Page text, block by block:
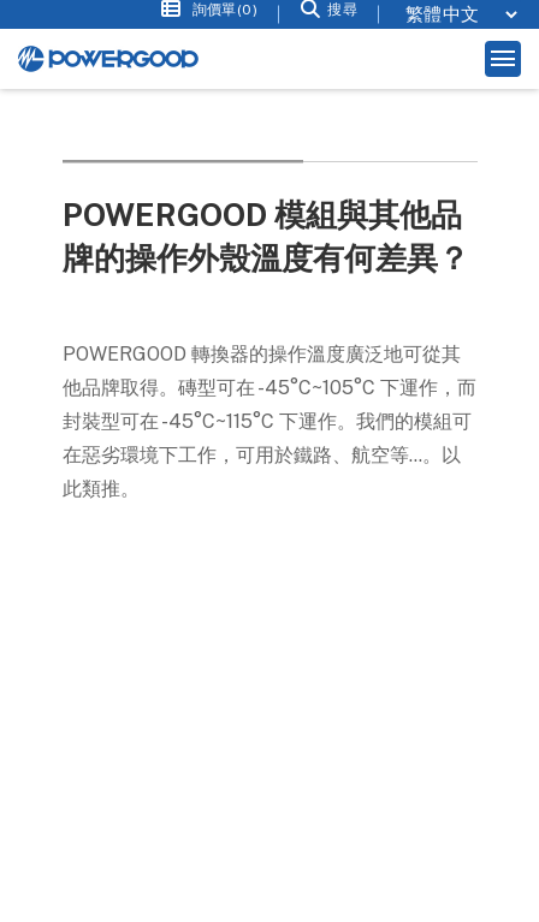
詢價單(0) 搜尋
POWERGOOD 模組與其他品
牌的操作外殼溫度有何差異？
POWERGOOD 轉換器的操作溫度廣泛地可從其
他品牌取得。磚型可在 -45°C~105°C 下運作，而
封裝型可在 -45°C~115°C 下運作。我們的模組可
在惡劣環境下工作，可用於鐵路、航空等...。以
此類推。